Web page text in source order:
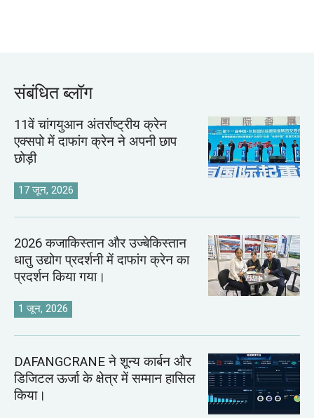
संबंधित ब्लॉग
11वें चांगयुआन अंतर्राष्ट्रीय क्रेन
एक्सपो में दाफांग क्रेन ने अपनी छाप
छोड़ी
17 जून, 2026
2026 कजाकिस्तान और उज्बेकिस्तान
धातु उद्योग प्रदर्शनी में दाफांग क्रेन का
प्रदर्शन किया गया।
1 जून, 2026
DAFANGCRANE ने शून्य कार्बन और
डिजिटल ऊर्जा के क्षेत्र में सम्मान हासिल
किया।